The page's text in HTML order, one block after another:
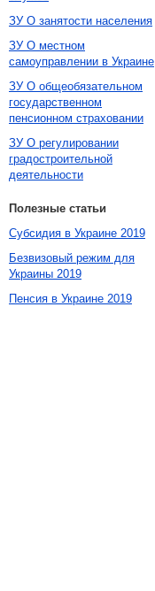
ЗУ О занятости населения
ЗУ О местном
самоуправлении в Украине
ЗУ О общеобязательном
государственном
пенсионном страховании
ЗУ О регулировании
градостроительной
деятельности
Полезные статьи
Субсидия в Украине 2019
Безвизовый режим для
Украины 2019
Пенсия в Украине 2019